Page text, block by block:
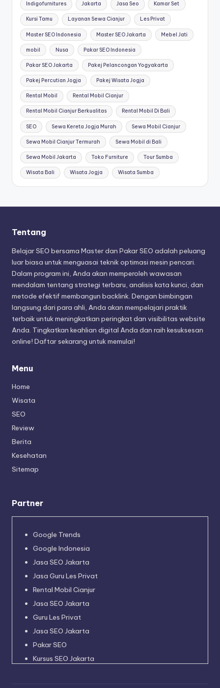
Indigofurnitures Jakarta Jasa Seo Kamar Set
Kursi Tamu Layanan Sewa Cianjur Les Privat
Master SEO Indonesia Master SEO Jakarta Mebel Jati
mobil Nusa Pakar SEO Indonesia
Pakar SEO Jakarta Pakej Pelancongan Yogyakarta
Pakej Percutian Jogja Pakej Wisata Jogja
Rental Mobil Rental Mobil Cianjur
Rental Mobil Cianjur Berkualitas Rental Mobil Di Bali
SEO Sewa Kereta Jogja Murah Sewa Mobil Cianjur
Sewa Mobil Cianjur Termurah Sewa Mobil di Bali
Sewa Mobil Jakarta Toko Furniture Tour Sumba
Wisata Bali Wisata Jogja Wisata Sumba
Tentang
Belajar SEO bersama Master dan Pakar SEO adalah peluang
luar biasa untuk menguasai teknik optimasi mesin pencari.
Dalam program ini, Anda akan memperoleh wawasan
mendalam tentang strategi terbaru, analisis kata kunci, dan
metode efektif membangun backlink. Dengan bimbingan
langsung dari para ahli, Anda akan mempelajari praktik
terbaik untuk meningkatkan peringkat dan visibilitas website
Anda. Tingkatkan keahlian digital Anda dan raih kesuksesan
online! Daftar sekarang untuk memulai!
Menu
Home
Wisata
SEO
Review
Berita
Kesehatan
Sitemap
Partner
Google Trends
Google Indonesia
Jasa SEO Jakarta
Jasa Guru Les Privat
Rental Mobil Cianjur
Jasa SEO Jakarta
Guru Les Privat
Jasa SEO Jakarta
Pakar SEO
Kursus SEO Jakarta